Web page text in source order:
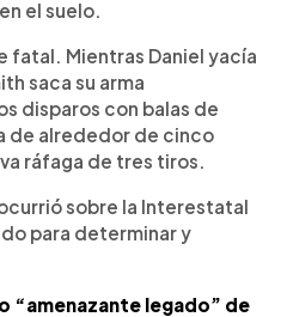
el suelo.
fatal. Mientras Daniel yacía
saca su arma
disparos con balas de
de alrededor de cinco
ráfaga de tres tiros.
sobre la Interestatal
para determinar y
“amenazante legado” de